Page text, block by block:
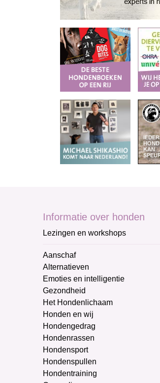
Informatie over honden
Lezingen en workshops
Aanschaf
Alternatieven
Emoties en intelligentie
Gezondheid
Het Hondenlichaam
Honden en wij
Hondengedrag
Hondenrassen
Hondensport
Hondenspullen
Hondentraining